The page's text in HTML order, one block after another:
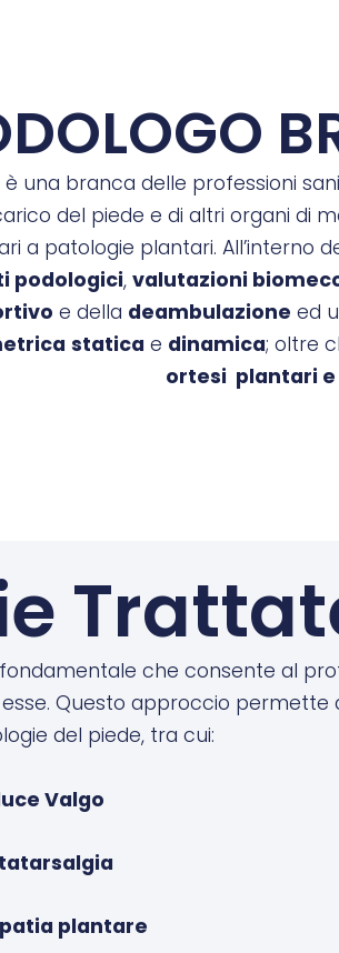
è una branca delle professioni
del piede e di altri organi di
a patologie plantari.
podologici, valutazioni
e della deambulazione ed
statica e dinamica; oltre
ortesi plantari e
che consente al
Questo approccio permette
del piede, tra cui:
Valgo
plantare